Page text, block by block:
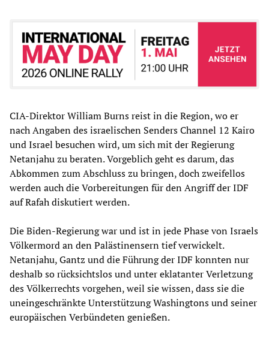
CIA-Direktor William Burns reist in die Region, wo er
nach Angaben des israelischen Senders Channel 12 Kairo
und Israel besuchen wird, um sich mit der Regierung
Netanjahu zu beraten. Vorgeblich geht es darum, das
Abkommen zum Abschluss zu bringen, doch zweifellos
werden auch die Vorbereitungen für den Angriff der IDF
auf Rafah diskutiert werden.
Die Biden-Regierung war und ist in jede Phase von Israels
Völkermord an den Palästinensern tief verwickelt.
Netanjahu, Gantz und die Führung der IDF konnten nur
deshalb so rücksichtslos und unter eklatanter Verletzung
des Völkerrechts vorgehen, weil sie wissen, dass sie die
uneingeschränkte Unterstützung Washingtons und seiner
europäischen Verbündeten genießen.